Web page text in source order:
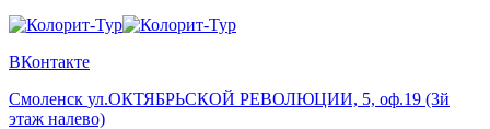
ВКонтакте
Смоленск ул.ОКТЯБРЬСКОЙ РЕВОЛЮЦИИ, 5, оф.19 (3й
этаж налево)